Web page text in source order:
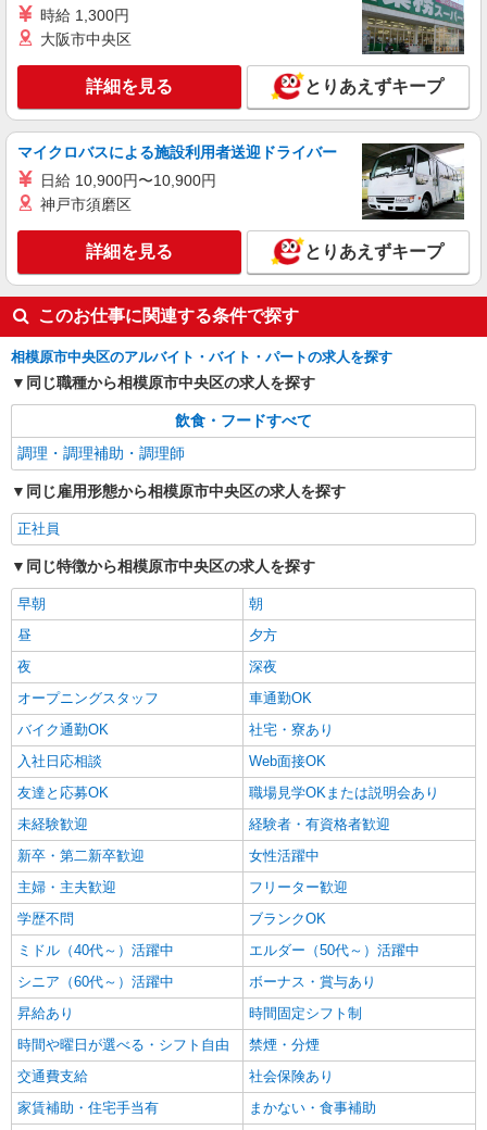
正社員
株式会社HITOWA フードサービスカンパニー
福祉施設での調理師（チーフ候補）【正社員】
月給25万円〜29万円 ※給与は経験や前職給与
に応じて決定します。 賞与年2回
ホッとライブ横山台 （神奈川県相模原市中央
区横山台2-5-1 門倉センタービル4階）
キープ 詳細を見る
株式会社HITOWA フードサービスカンパニー
福祉施設での調理師（チーフ候補）【正社員】
月給25万円〜30万円 ※給与は経験や前職給与
に応じて決定します。 賞与年2回
イリーゼ相模原矢部 （神奈川県相模原市中央
区矢部2-21-1）
キープ 詳細を見る
時給 1,300円
大阪市中央区
詳細を見る とりあえずキープ
マイクロバスによる施設利用者送迎ドライバー
日給 10,900円〜10,900円
神戸市須磨区
詳細を見る とりあえずキープ
このお仕事に関連する条件で探す
相模原市中央区のアルバイト・バイト・パートの求人を探す
同じ職種から相模原市中央区の求人を探す
飲食・フードすべて
調理・調理補助・調理師
同じ雇用形態から相模原市中央区の求人を探す
正社員
同じ特徴から相模原市中央区の求人を探す
早朝
朝
昼
夕方
夜
深夜
オープニングスタッフ
車通勤OK
バイク通勤OK
社宅・寮あり
入社日応相談
Web面接OK
友達と応募OK
職場見学OKまたは説明会あり
未経験歓迎
経験者・有資格者歓迎
新卒・第二新卒歓迎
女性活躍中
主婦・主夫歓迎
フリーター歓迎
学歴不問
ブランクOK
ミドル（40代～）活躍中
エルダー（50代～）活躍中
シニア（60代～）活躍中
ボーナス・賞与あり
昇給あり
時間固定シフト制
時間や曜日が選べる・シフト自由
禁煙・分煙
交通費支給
社会保険あり
家賃補助・住宅手当有
まかない・食事補助